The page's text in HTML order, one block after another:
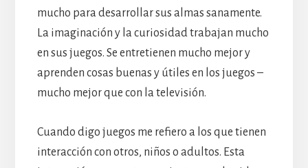
mucho para desarrollar sus almas sanamente.
La imaginación y la curiosidad trabajan mucho
en sus juegos. Se entretienen mucho mejor y
aprenden cosas buenas y útiles en los juegos –
mucho mejor que con la televisión.
Cuando digo juegos me refiero a los que tienen
interacción con otros, niños o adultos. Esta